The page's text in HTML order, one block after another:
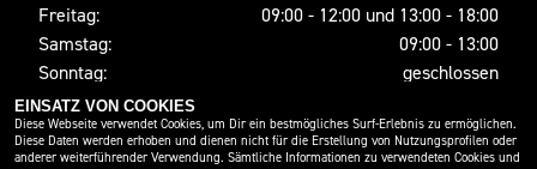
Freitag:
09:00 - 12:00 und 13:00 - 18:00
Samstag:
09:00 - 13:00
Sonntag:
geschlossen
SOCIAL MEDIA
EINSATZ VON COOKIES
Diese Webseite verwendet Cookies, um Dir ein bestmögliches Surf-Erlebnis zu ermöglichen.
Diese Daten werden erhoben und dienen nicht für die Erstellung von Nutzungsprofilen oder
anderer weiterführender Verwendung. Sämtliche Informationen zu verwendeten Cookies und